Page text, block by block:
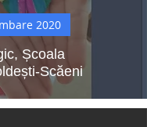
Școala
Scăeni
2020